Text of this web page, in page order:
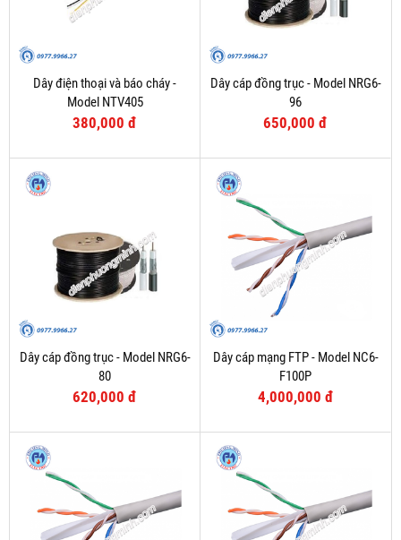
Dây điện thoại và báo cháy -
Model NTV405
380,000 đ
Dây cáp đồng trục - Model NRG6-
96
650,000 đ
Dây cáp đồng trục - Model NRG6-
80
620,000 đ
Dây cáp mạng FTP - Model NC6-
F100P
4,000,000 đ